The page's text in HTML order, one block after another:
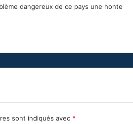
dangereux de ce pays une honte
sont indiqués avec *